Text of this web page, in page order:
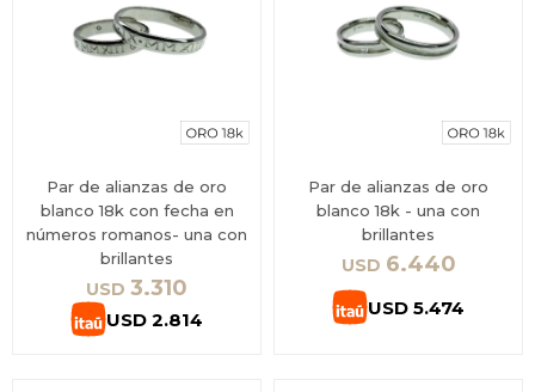
Par de alianzas de oro
blanco 18k con fecha en
números romanos- una con
brillantes
USD 3.310
USD 2.814
Par de alianzas de oro
blanco 18k - una con
brillantes
USD 6.440
USD 5.474